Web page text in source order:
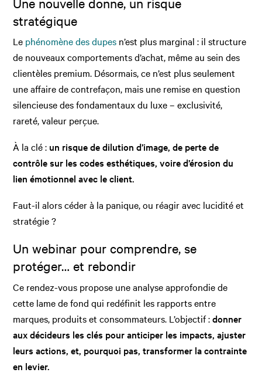
stratégique
Le phénomène des dupes n’est plus marginal : il structure
de nouveaux comportements d’achat, même au sein des
clientèles premium. Désormais, ce n’est plus seulement
une affaire de contrefaçon, mais une remise en question
silencieuse des fondamentaux du luxe – exclusivité,
rareté, valeur perçue.
À la clé : un risque de dilution d’image, de perte de
contrôle sur les codes esthétiques, voire d’érosion du
lien émotionnel avec le client.
Faut-il alors céder à la panique, ou réagir avec lucidité et
stratégie ?
Un webinar pour comprendre, se
protéger… et rebondir
Ce rendez-vous propose une analyse approfondie de
cette lame de fond qui redéfinit les rapports entre
marques, produits et consommateurs. L’objectif :donner
aux décideurs les clés pour anticiper les impacts, ajuster
leurs actions, et, pourquoi pas, transformer la contrainte
en levier.